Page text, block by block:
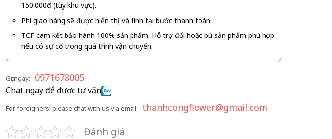
150.000đ (tùy khu vực).
Phí giao hàng sẽ được hiển thị và tính tại bước thanh toán.
TCF cam kết bảo hành 100% sản phẩm. Hỗ trợ đổi hoặc bù sản phẩm phù hợp
nếu có sự cố trong quá trình vận chuyển.
Gọi ngay: 0971678005
Chat ngay để được tư vấn
For foreigners: please chat with us via email: thanhcongflower@gmail.com
Đánh giá